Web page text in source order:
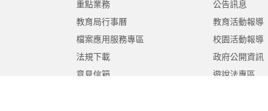
重點業務
教育局行事曆
檔案應用服務專區
法規下載
意見信箱
公告訊息
教育活動報導
校園活動報導
政府公開資訊
遊說法專區